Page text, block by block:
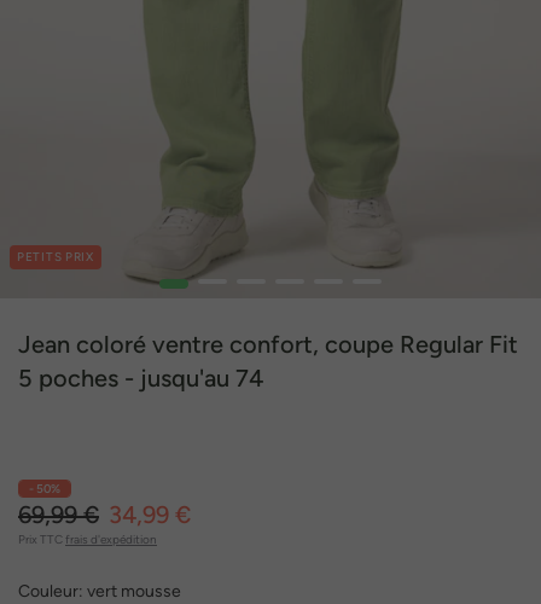
PETITS PRIX
1
Jean coloré ventre confort, coupe Regular Fit
5 poches - jusqu'au 74
- 50%
69,99 € 34,99 €
Prix TTC frais d'expédition
Couleur: vert mousse